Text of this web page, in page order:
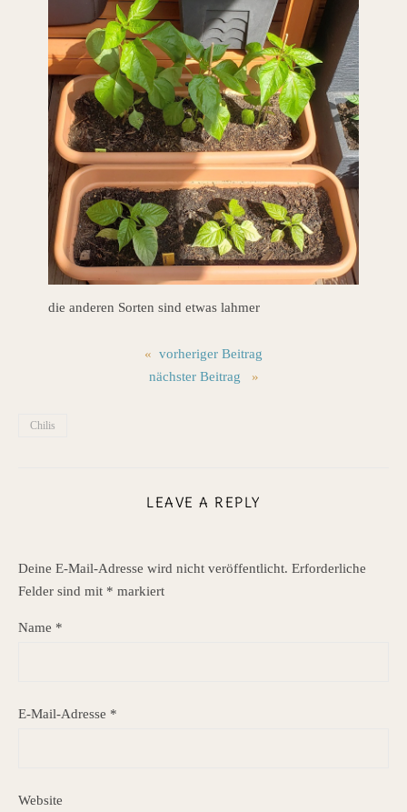
die anderen Sorten sind etwas lahmer
« vorheriger Beitrag
nächster Beitrag
»
Chilis
LEAVE A REPLY
Deine E-Mail-Adresse wird nicht veröffentlicht. Erforderliche
Felder sind mit * markiert
Name *
E-Mail-Adresse *
Website